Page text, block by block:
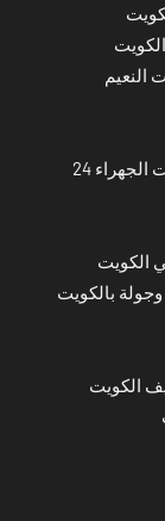
النعيم
فني تصليح ستلايت الجهراء فني صيانة ستلايت الجهراء 24
الكويت
بالكويت
الكويت